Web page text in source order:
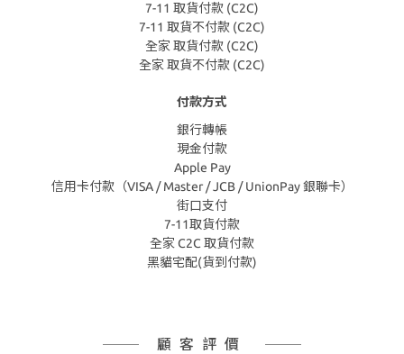
7-11 取貨付款 (C2C)
7-11 取貨不付款 (C2C)
全家 取貨付款 (C2C)
全家 取貨不付款 (C2C)
付款方式
銀行轉帳
現金付款
Apple Pay
信用卡付款（VISA / Master / JCB / UnionPay 銀聯卡）
街口支付
7-11取貨付款
全家 C2C 取貨付款
黑貓宅配(貨到付款)
顧客評價